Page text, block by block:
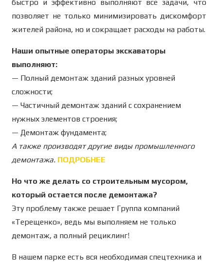
быстро и эффективно выполняют все задачи, что
позволяет не только минимизировать дискомфорт
жителей района, но и сокращает расходы на работы.
Наши опытные операторы экскаваторы
выполняют:
— Полный демонтаж зданий разных уровней
сложности;
— Частичный демонтаж зданий с сохранением
нужных элементов строения;
— Демонтаж фундамента;
А также производят другие виды промышленного
демонтажа. ПОДРОБНЕЕ
Но что же делать со строительным мусором,
который остается после демонтажа?
Эту проблему также решает Группа компаний
«Терещенко», ведь мы выполняем не только
демонтаж, а полный рециклинг!
В нашем парке есть вся необходимая спецтехника и